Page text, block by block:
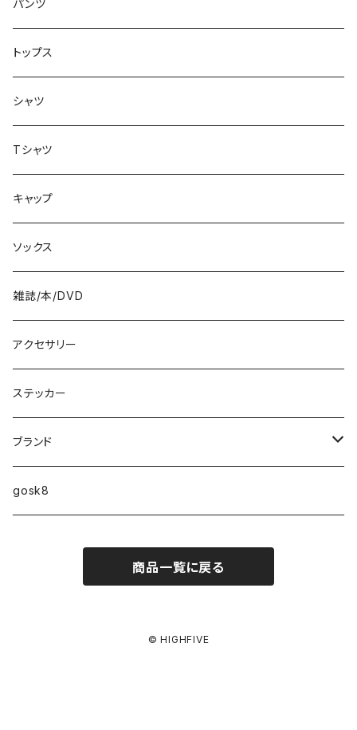
アクセサリー
シューズ
バッグ
8.1インチ
8.2インチ
8.3インチ
8.4インチ
8.5インチ
8.6インチ
8.7インチ
9インチ
9.2インチ
10インチ
ファンシェイプ
パンツ
トップス
シャツ
Tシャツ
キャップ
ソックス
雑誌/本/DVD
アクセサリー
ステッカー
ブランド
HIGHFIVE
MELLOW CONCAVE LOVERS CLUB
NIKE SB ISHOD COLLECTION
gosk8
商品一覧に戻る
© HIGHFIVE